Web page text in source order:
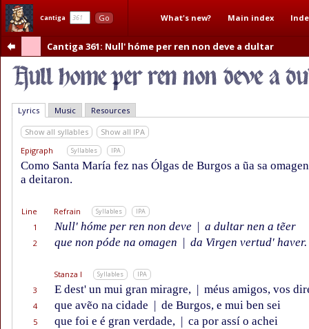
Cantiga Go What's new? Main index
Cantiga 361: Null' hóme per ren non deve a dultar
Lyrics Music Resources
Show all syllables
Show all IPA
Epigraph
Syllables IPA
Como Santa María fez nas Ólgas de Burgos a ũa sa
a deitaron.
Line Refrain Syllables IPA
1 Null' hóme per ren non deve | a dultar nen a tẽer
2 que non póde na omagen | da Virgen vertud' haver.
Stanza I Syllables IPA
3 E dest' un mui gran miragre, | méus amigos, vos
4 que avẽo na cidade | de Burgos, e mui ben sei
5 que foi e é gran verdade, | ca por assí o achei